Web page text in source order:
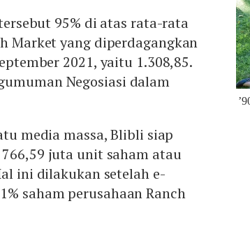
95% di atas rata-rata
Market yang diperdagangkan
2021, yaitu 1.308,85.
Negosiasi dalam
media massa, Blibli siap
juta unit saham atau
ini dilakukan setelah e-
saham perusahaan Ranch